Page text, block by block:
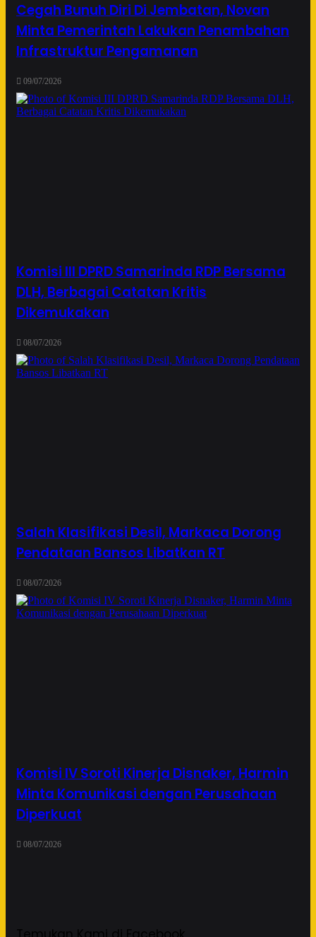
Cegah Bunuh Diri Di Jembatan, Novan
Minta Pemerintah Lakukan Penambahan
Infrastruktur Pengamanan
09/07/2026
Komisi III DPRD Samarinda RDP Bersama
DLH, Berbagai Catatan Kritis
Dikemukakan
08/07/2026
Salah Klasifikasi Desil, Markaca Dorong
Pendataan Bansos Libatkan RT
08/07/2026
Komisi IV Soroti Kinerja Disnaker, Harmin
Minta Komunikasi dengan Perusahaan
Diperkuat
08/07/2026